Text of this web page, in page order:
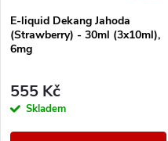
E-liquid Dekang Jahoda
(Strawberry) - 30ml (3x10ml),
6mg
555 Kč
Skladem